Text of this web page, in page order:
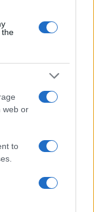
the
web or
to